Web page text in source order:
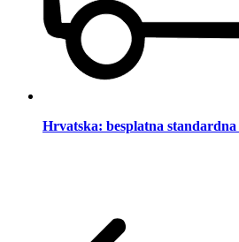
Hrvatska: besplatna standardna